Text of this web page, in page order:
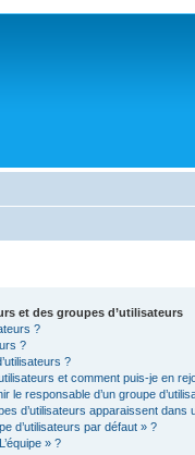
et des groupes d’utilisateurs
?
?
?
et comment puis-je en
le responsable d’un groupe
d’utilisateurs apparaissent dans
d’utilisateurs par défaut » ?
» ?